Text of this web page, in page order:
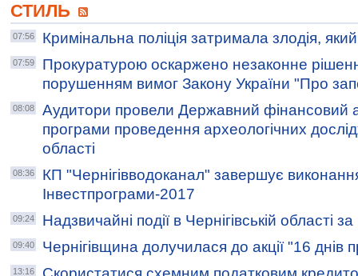
СТИЛЬ
07:56 Кримінальна поліція затримала злодія,
07:59
Прокуратурою оскаржено незаконне
порушенням вимог Закону України "Про
08:08
Аудитори провели Державний фінансовий
програми проведення археологічних
області
08:36
КП "Чернігівводоканал" завершує
Інвестпрограми-2017
09:24 Надзвичайні події в Чернігівській області
09:40 Чернігівщина долучилася до акції "16 днів
13:16